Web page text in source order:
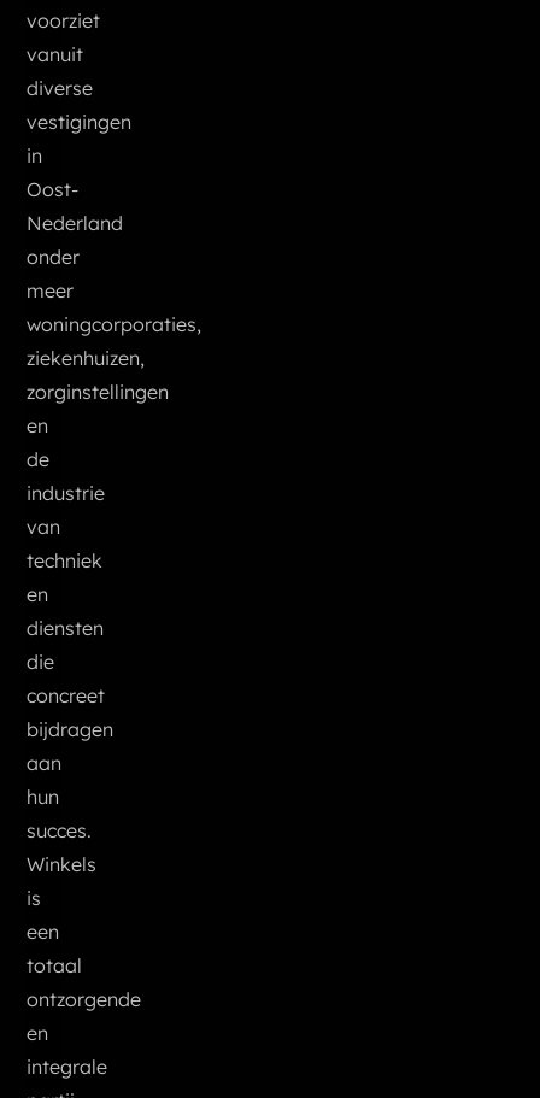
voorziet
vanuit
diverse
vestigingen
in
Oost-
Nederland
onder
meer
woningcorporaties,
ziekenhuizen,
zorginstellingen
en
de
industrie
van
techniek
en
diensten
die
concreet
bijdragen
aan
hun
succes.
Winkels
is
een
totaal
ontzorgende
en
integrale